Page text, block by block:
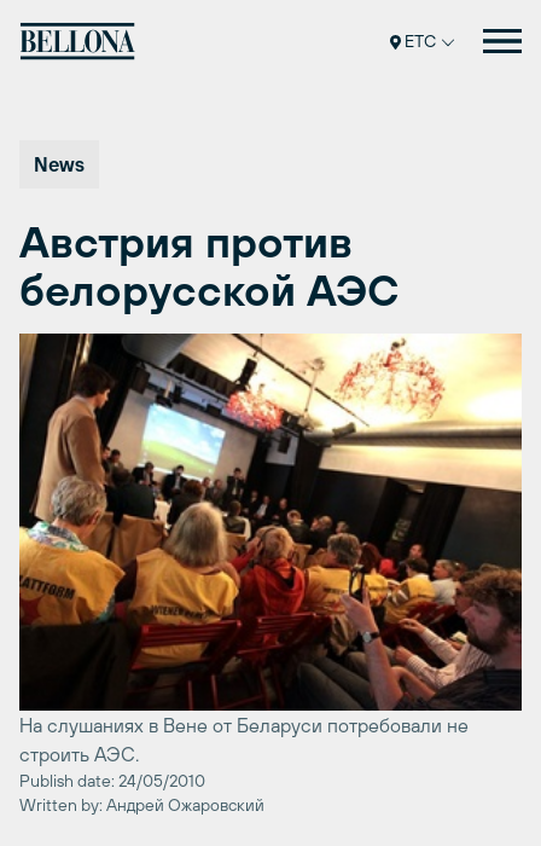
ETC
News
Австрия против
белорусской АЭС
На слушаниях в Вене от Беларуси потребовали не
строить АЭС.
Publish date: 24/05/2010
Written by: Андрей Ожаровский